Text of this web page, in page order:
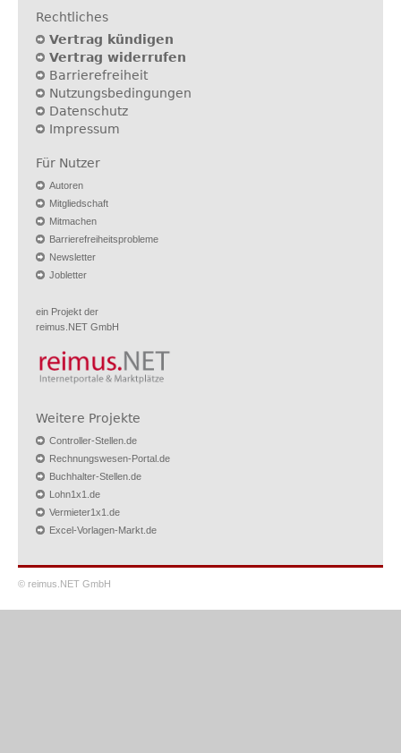
Rechtliches
Vertrag kündigen
Vertrag widerrufen
Barrierefreiheit
Nutzungsbedingungen
Datenschutz
Impressum
Für Nutzer
Autoren
Mitgliedschaft
Mitmachen
Barrierefreiheitsprobleme
Newsletter
Jobletter
ein Projekt der
reimus.NET GmbH
Weitere Projekte
Controller-Stellen.de
Rechnungswesen-Portal.de
Buchhalter-Stellen.de
Lohn1x1.de
Vermieter1x1.de
Excel-Vorlagen-Markt.de
© reimus.NET GmbH